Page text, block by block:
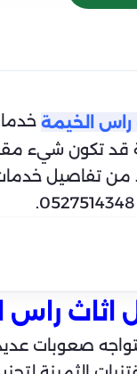
راس الخيمة
قد تكون شيء
تفاصيل خدمات
راس
صعوبات